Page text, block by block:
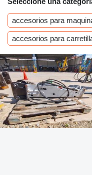
accesorios para
accesorios para